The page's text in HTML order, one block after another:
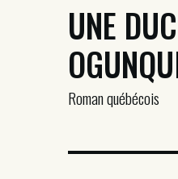
UNE
Roman québécois